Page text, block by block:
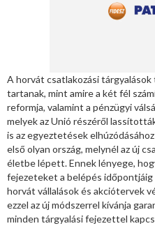
A horvát csatlakozási
tartanak, mint amire a két fél
reformja, valamint a pénzügyi
melyek az Unió részéről
is az egyeztetések
első olyan ország, melynél az új
életbe lépett. Ennek lényege,
fejezeteket a belépés időpontjáig
horvát vállalások és akciótervek
ezzel az új módszerrel kívánja
minden tárgyalási fejezettel